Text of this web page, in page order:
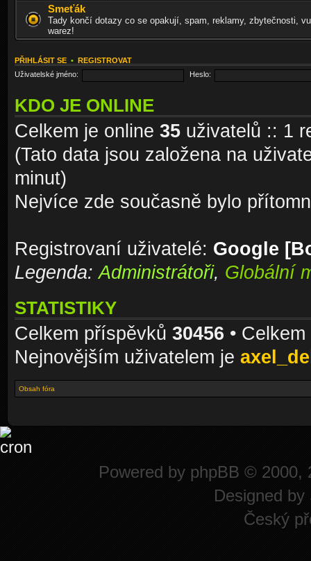
Smeťák
Tady končí dotazy co se opakují, spam, reklamy, zbytečnosti,
warez!
PŘIHLÁSIT SE • REGISTROVAT
Uživatelské jméno:
Heslo:
KDO JE ONLINE
Celkem je online 35 uživatelů :: 1
(Tato data jsou založena na
minut)
Nejvíce zde současně bylo
Registrovaní uživatelé: Google
Legenda:Administrátoři, Globální
STATISTIKY
Celkem příspěvků 30456 •
Nejnovějším uživatelem je
Obsah fóra
Powered by phpBB © 2000,
Designed by
Český